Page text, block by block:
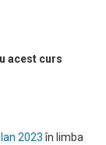
acest curs
2023în limba